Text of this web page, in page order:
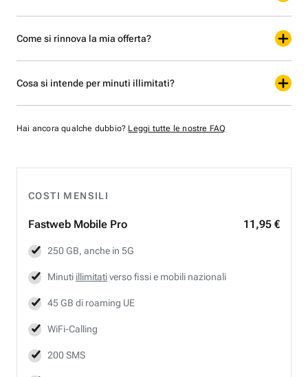
COSTI MENSILI
Fastweb Mobile Pro 11,95 €
250 GB, anche in 5G
Minuti illimitativerso fissi e mobili nazionali
45 GB di roaming UE
WiFi-Calling
200 SMS
Come si rinnova la mia offerta?
Cosa si intende per minuti illimitati?
Hai ancora qualche dubbio? Leggi tutte le nostre FAQ